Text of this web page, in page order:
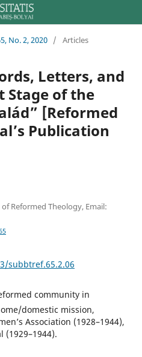
No. 2, 2020 / Articles
Letters, and
Stage of the
[Reformed
Publication
Reformed Theology, Email:
subbtref.65.2.06
community in
domestic mission,
Association (1928–1944),
(1929–1944).